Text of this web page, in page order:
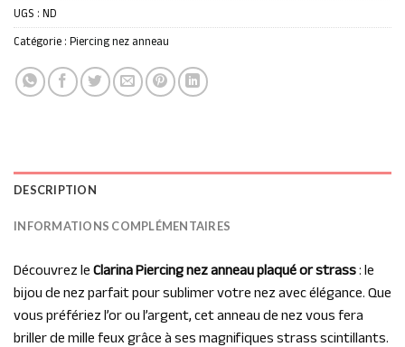
UGS : ND
Catégorie : Piercing nez anneau
DESCRIPTION
INFORMATIONS COMPLÉMENTAIRES
Découvrez le Clarina Piercing nez anneau plaqué or strass: le
bijou de nez parfait pour sublimer votre nez avec élégance. Que
vous préfériez l’or ou l’argent, cet anneau de nez vous fera
briller de mille feux grâce à ses magnifiques strass scintillants.